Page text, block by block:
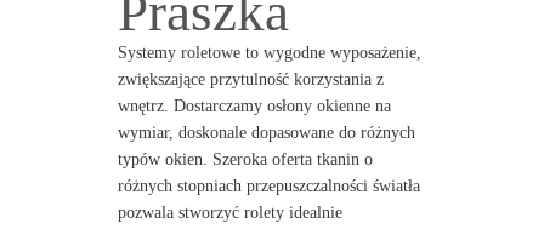
Praszka
Systemy roletowe to wygodne wyposażenie,
zwiększające przytulność korzystania z
wnętrz. Dostarczamy osłony okienne na
wymiar, doskonale dopasowane do różnych
typów okien. Szeroka oferta tkanin o
różnych stopniach przepuszczalności światła
pozwala stworzyć rolety idealnie